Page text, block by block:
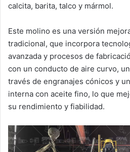
calcita, barita, talco y mármol.
Este molino es una versión
tradicional, que incorpora
avanzada y procesos de
con un conducto de aire curvo,
través de engranajes cónicos y
interna con aceite fino, lo que
su rendimiento y fiabilidad.